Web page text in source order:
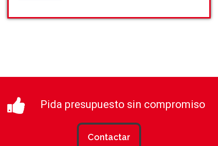
Pida presupuesto sin compromiso
Contactar